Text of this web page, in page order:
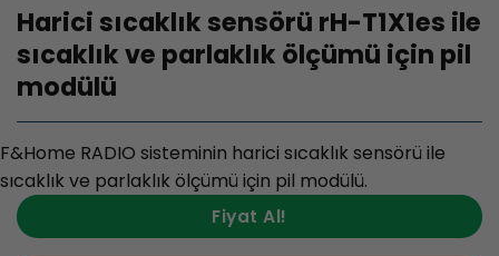
Harici sıcaklık sensörü rH-T1X1es ile
sıcaklık ve parlaklık ölçümü için pil
modülü
F&Home RADIO sisteminin harici sıcaklık sensörü ile
sıcaklık ve parlaklık ölçümü için pil modülü.
Fiyat Al!